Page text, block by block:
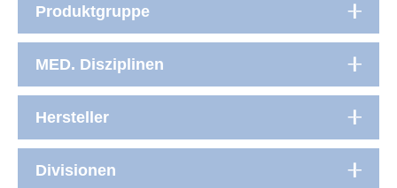
Produktgruppe
MED. Disziplinen
Hersteller
Divisionen